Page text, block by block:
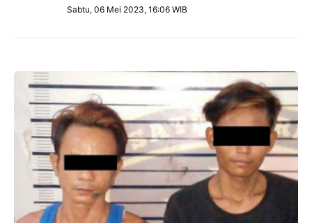
Sabtu, 06 Mei 2023, 16:06 WIB